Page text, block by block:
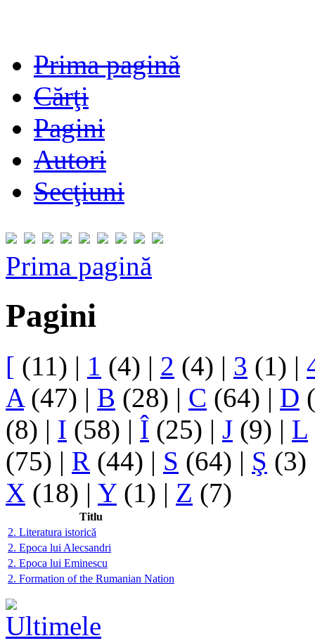
Prima pagină
Cărţi
Pagini
Autori
Secţiuni
Prima pagină
Pagini
[ (11) | 1 (4) | 2 (4) | 3 (1) |
A(47) | B (28) | C (64) | D
(8) | I (58) | Î (25) | J (9) | L
(75) | R (44) | S (64) | Ş (3)
X (18) | Y(1) | Z (7)
Titlu
2. Literatura istorică
2. Epoca lui Alecsandri
2. Epoca lui Eminescu
2. Formation of the Rumanian Nation